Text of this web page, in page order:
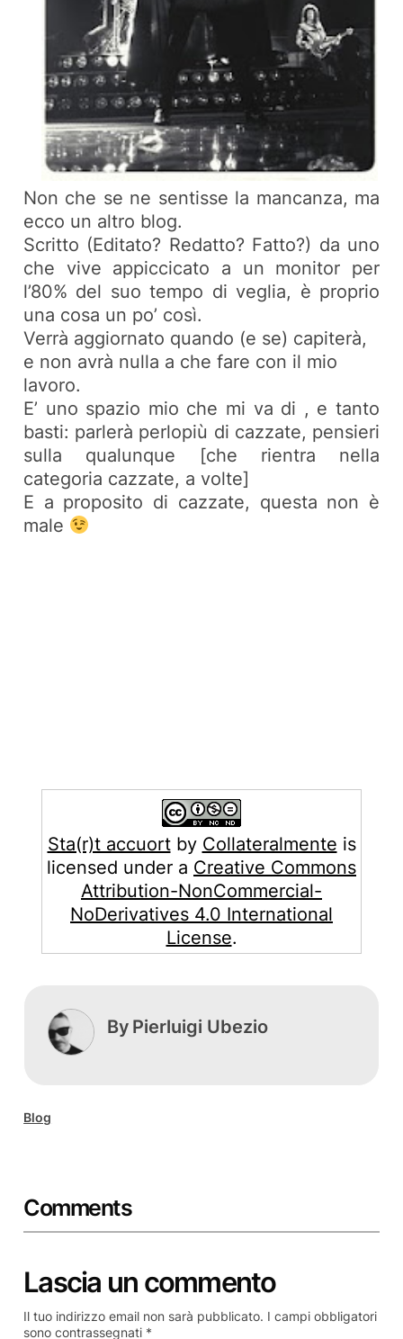
Non che se ne sentisse la mancanza, ma
ecco un altro blog.
Scritto (Editato? Redatto? Fatto?) da uno
che vive appiccicato a un monitor per
l’80% del suo tempo di veglia, è proprio
una cosa un po’ così.
Verrà aggiornato quando (e se) capiterà,
e non avrà nulla a che fare con il mio
lavoro.
E’ uno spazio mio che mi va di , e tanto
basti: parlerà perlopiù di cazzate, pensieri
sulla qualunque [che rientra nella
categoria cazzate, a volte]
E a proposito di cazzate, questa non è
male
Sta(r)t accuortby Collateralmente is
licensed under a Creative Commons
Attribution-NonCommercial-
NoDerivatives 4.0 International
License.
By Pierluigi Ubezio
Blog
Comments
Lascia un commento
Il tuo indirizzo email non sarà pubblicato. I campi obbligatori
sono contrassegnati *